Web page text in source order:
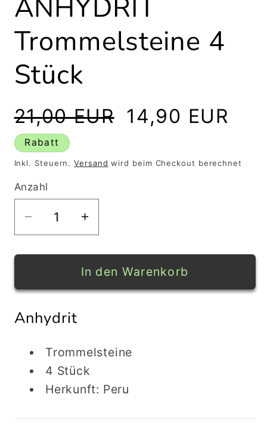
ANHYDRIT
Trommelsteine 4
Stück
Normaler
Preis
21,00 EUR Verkaufspreis
14,90 EUR
Rabatt
Inkl. Steuern.Versand wird beim Checkout berechnet
Anzahl
Verringere
die
Menge
ANHYDRIT
4
Erhöhe
die
Menge
für
ANHYDRIT
In den Warenkorb
Anhydrit
Trommelsteine
4 Stück
Herkunft: Peru